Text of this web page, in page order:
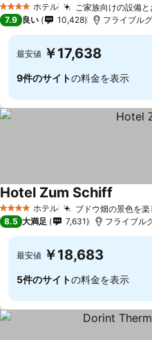
4 ホテルのランク
ホテル ご家族向けの設備と
7.9 良い 10,428 フライブル
最安値 ￥17,638
9件のサイトの料金を表示
4 ホテルのランク
ホテル ブドウ畑の景色を
Hotel Zum Schiff
8.5 大満足 7,631 フライブル
最安値 ￥18,683
5件のサイトの料金を表示